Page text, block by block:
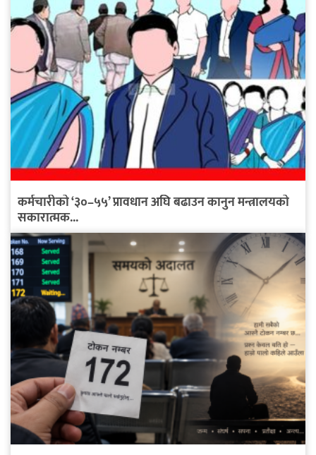
कर्मचारीको ‘३०–५५’ प्रावधान अघि बढाउन कानुन मन्त्रालयको
सकारात्मक...